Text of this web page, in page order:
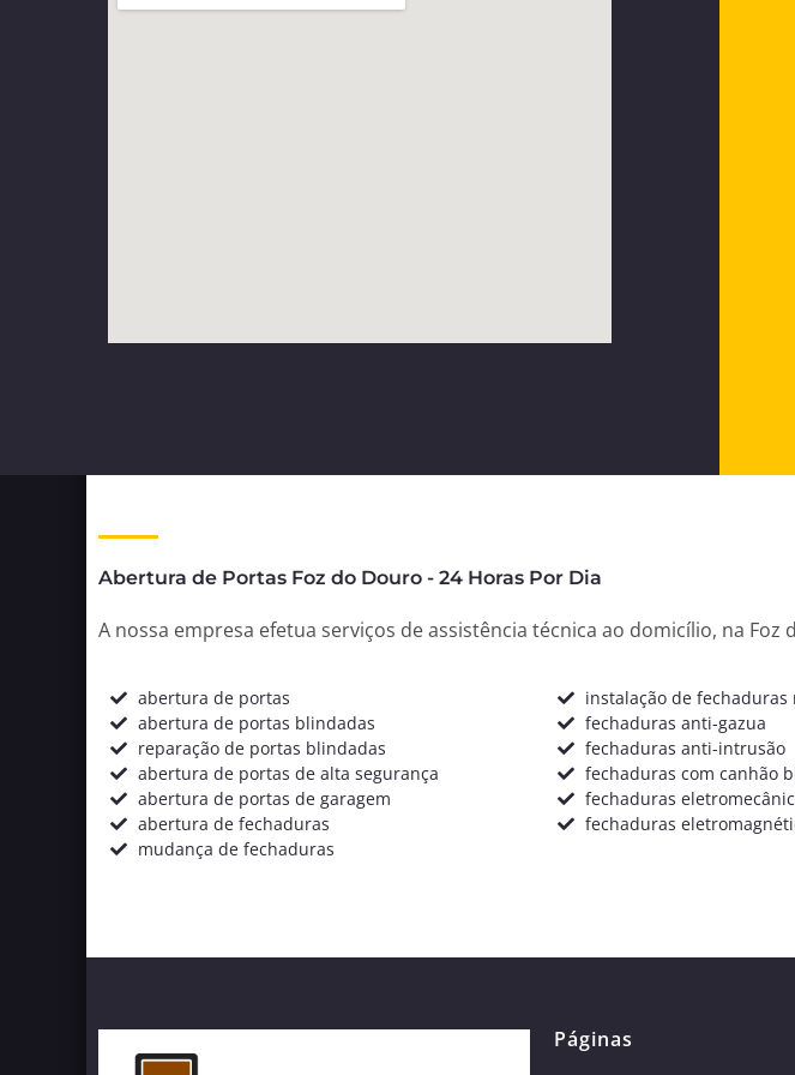
Abertura de Portas Foz do Douro - 24 Horas Por Dia
A nossa empresa efetua serviços de assistência técnica ao domicílio, na Foz
abertura de portas
abertura de portas blindadas
reparação de portas blindadas
abertura de portas de alta segurança
abertura de portas de garagem
abertura de fechaduras
mudança de fechaduras
instalação de fechaduras
fechaduras anti-gazua
fechaduras anti-intrusão
fechaduras com canhão
fechaduras
fechaduras
Páginas